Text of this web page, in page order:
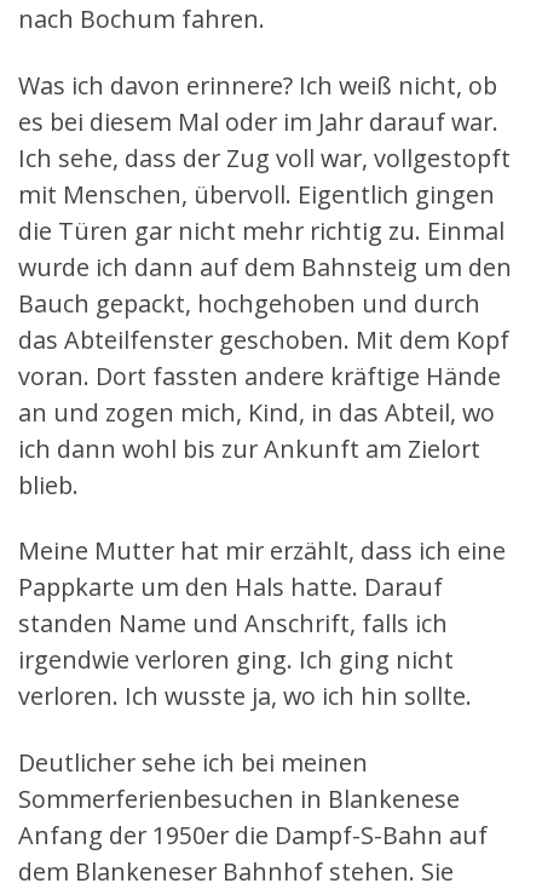
nach Bochum fahren.
Was ich davon erinnere? Ich weiß nicht, ob
es bei diesem Mal oder im Jahr darauf war.
Ich sehe, dass der Zug voll war, vollgestopft
mit Menschen, übervoll. Eigentlich gingen
die Türen gar nicht mehr richtig zu. Einmal
wurde ich dann auf dem Bahnsteig um den
Bauch gepackt, hochgehoben und durch
das Abteilfenster geschoben. Mit dem Kopf
voran. Dort fassten andere kräftige Hände
an und zogen mich, Kind, in das Abteil, wo
ich dann wohl bis zur Ankunft am Zielort
blieb.
Meine Mutter hat mir erzählt, dass ich eine
Pappkarte um den Hals hatte. Darauf
standen Name und Anschrift, falls ich
irgendwie verloren ging. Ich ging nicht
verloren. Ich wusste ja, wo ich hin sollte.
Deutlicher sehe ich bei meinen
Sommerferienbesuchen in Blankenese
Anfang der 1950er die Dampf-S-Bahn auf
dem Blankeneser Bahnhof stehen. Sie